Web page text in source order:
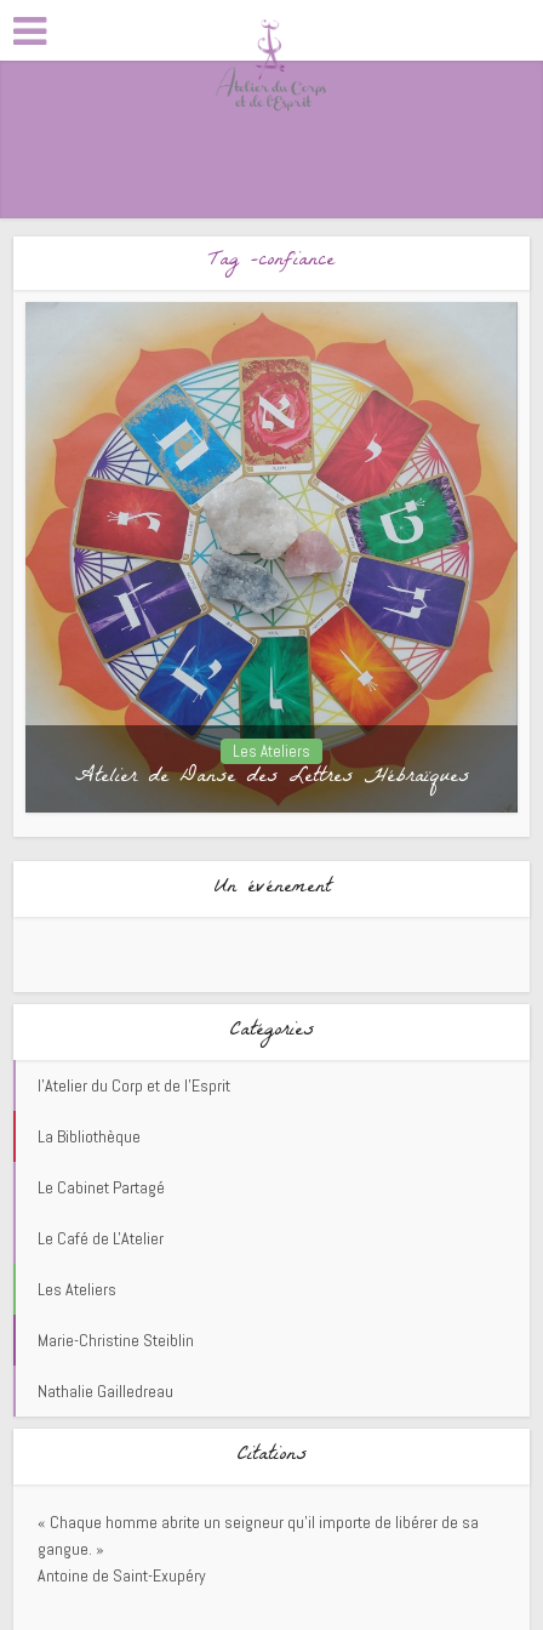
Tag -confiance
Les Ateliers
Atelier de Danse des Lettres Hébraïques
Un événement
Catégories
l'Atelier du Corp et de l'Esprit
La Bibliothèque
Le Cabinet Partagé
Le Café de L'Atelier
Les Ateliers
Marie-Christine Steiblin
Nathalie Gailledreau
Citations
« Chaque homme abrite un seigneur qu’il importe de libérer de sa
gangue. »
Antoine de Saint-Exupéry